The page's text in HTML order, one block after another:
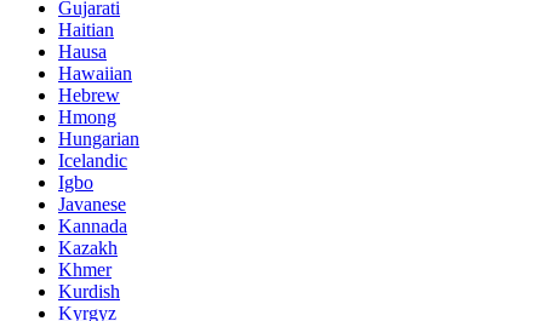
Gujarati
Haitian
Hausa
Hawaiian
Hebrew
Hmong
Hungarian
Icelandic
Igbo
Javanese
Kannada
Kazakh
Khmer
Kurdish
Kyrgyz